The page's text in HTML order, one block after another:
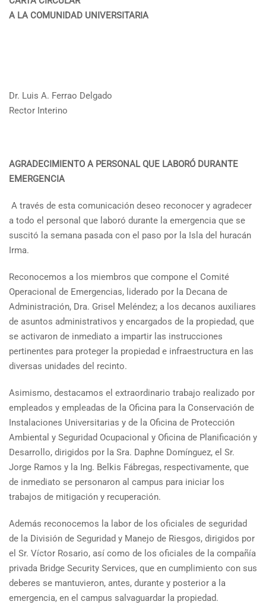
A LA COMUNIDAD UNIVERSITARIA
Dr. Luis A. Ferrao Delgado
Rector Interino
AGRADECIMIENTO A PERSONAL QUE LABORÓ DURANTE
EMERGENCIA
A través de esta comunicación deseo reconocer y agradecer
a todo el personal que laboró durante la emergencia que se
suscitó la semana pasada con el paso por la Isla del huracán
Irma.
Reconocemos a los miembros que compone el Comité
Operacional de Emergencias, liderado por la Decana de
Administración, Dra. Grisel Meléndez; a los decanos auxiliares
de asuntos administrativos y encargados de la propiedad, que
se activaron de inmediato a impartir las instrucciones
pertinentes para proteger la propiedad e infraestructura en las
diversas unidades del recinto.
Asimismo, destacamos el extraordinario trabajo realizado por
empleados y empleadas de la Oficina para la Conservación de
Instalaciones Universitarias y de la Oficina de Protección
Ambiental y Seguridad Ocupacional y Oficina de Planificación y
Desarrollo, dirigidos por la Sra. Daphne Domínguez, el Sr.
Jorge Ramos y la Ing. Belkis Fábregas, respectivamente, que
de inmediato se personaron al campus para iniciar los
trabajos de mitigación y recuperación.
Además reconocemos la labor de los oficiales de seguridad
de la División de Seguridad y Manejo de Riesgos, dirigidos por
el Sr. Víctor Rosario, así como de los oficiales de la compañía
privada Bridge Security Services, que en cumplimiento con sus
deberes se mantuvieron, antes, durante y posterior a la
emergencia, en el campus salvaguardar la propiedad.